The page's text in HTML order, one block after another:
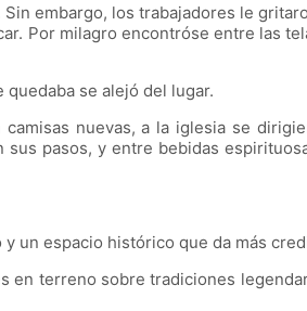
embargo, los trabajadores le
Por milagro encontróse entre las
se alejó del lugar.
nuevas, a la iglesia se
pasos, y entre bebidas
un espacio histórico que da más
terreno sobre tradiciones